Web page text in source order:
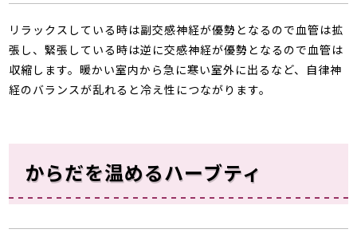
リラックスしている時は副交感神経が優勢となるので血管は拡
張し、緊張している時は逆に交感神経が優勢となるので血管は
収縮します。暖かい室内から急に寒い室外に出るなど、自律神
経のバランスが乱れると冷え性につながります。
からだを温めるハーブティ